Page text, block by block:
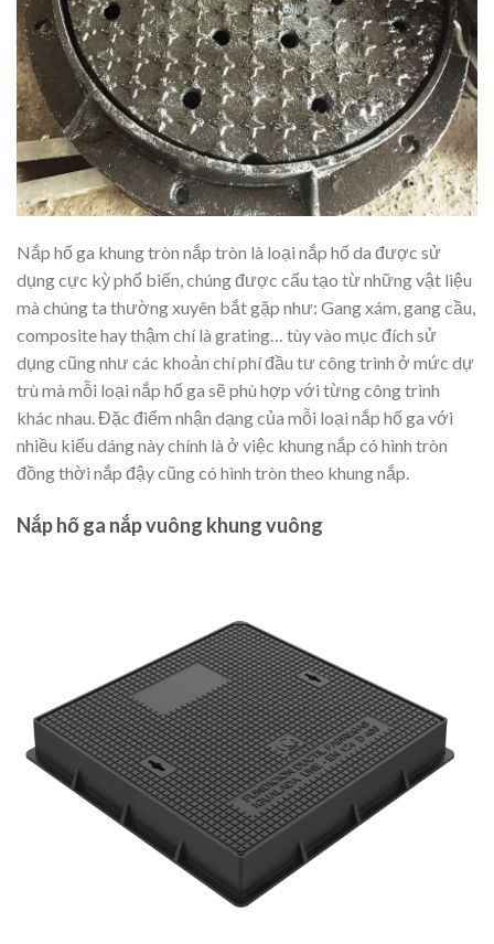
Nắp hố ga khung tròn nắp tròn là loại nắp hố da được sử
dụng cực kỳ phổ biến, chúng được cấu tạo từ những vật liệu
mà chúng ta thường xuyên bắt gặp như: Gang xám, gang cầu,
composite hay thậm chí là grating… tùy vào mục đích sử
dụng cũng như các khoản chí phí đầu tư công trình ở mức dự
trù mà mỗi loại nắp hố ga sẽ phù hợp với từng công trình
khác nhau. Đặc điểm nhận dạng của mỗi loại nắp hố ga với
nhiều kiểu dáng này chính là ở việc khung nắp có hình tròn
đồng thời nắp đậy cũng có hình tròn theo khung nắp.
Nắp hố ga nắp vuông khung vuông